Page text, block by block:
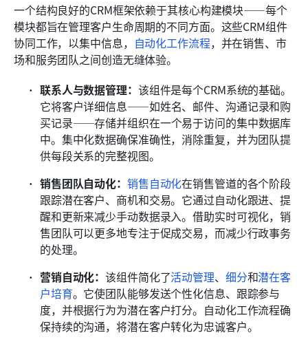
一个结构良好的CRM框架依赖于其核心构建模块——每个
模块都旨在管理客户生命周期的不同方面。这些CRM组件
协同工作，以集中信息， 自动化工作流程，并在销售、市
场和服务团队之间创造无缝体验。
联系人与数据管理： 该组件是每个CRM系统的基础。
它将客户详细信息——如姓名、邮件、沟通记录和购
买记录——存储并组织在一个易于访问的集中数据库
中。集中化数据确保准确性，消除重复，并为团队提
供每段关系的完整视图。
销售团队自动化： 销售自动化在销售管道的各个阶段
跟踪潜在客户、商机和交易。它通过自动化跟进、提
醒和更新来减少手动数据录入。借助实时可视化，销
售团队可以更多地专注于促成交易，而减少行政事务
的处理。
营销自动化：该组件简化了活动管理、 细分和潜在客
户培育。它使团队能够发送个性化信息、跟踪参与
度，并根据行为为潜在客户打分。自动化工作流程确
保持续的沟通，将潜在客户转化为忠诚客户。